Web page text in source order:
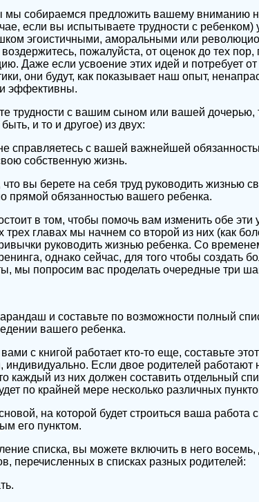
мы собираемся предложить вашему вниманию
если вы испытываете трудности с ребенком)
эгоистичными, аморальными или
пожалуйста, от оценок до тех пор,
Даже если усвоение этих идей и потребует
они будут, как показывает наш опыт,
эффективны.
трудности с вашим сыном или вашей дочерью,
и то и другое) из двух:
справляетесь с вашей важнейшей
собственную жизнь.
вы берете на себя труд руководить жизнью
прямой обязанностью вашего ребенка.
в том, чтобы помочь вам изменить обе эти
главах мы начнем со второй из них (как
руководить жизнью ребенка. Со
однако сейчас, для того чтобы создать
мы попросим вас проделать очередные три
и составьте по возможности полный
вашего ребенка.
с книгой работает кто-то еще, составьте
Если двое родителей работают
каждый из них должен составить отдельный
по крайней мере несколько различных
на которой будет строиться ваша работа
его пунктом.
списка, вы можете включить в него
перечисленных в списках разных родителей: